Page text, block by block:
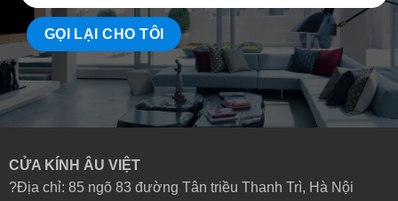
CỬA KÍNH ÂU VIỆT
?Địa chỉ: 85 ngõ 83 đường Tân triều Thanh Trì, Hà Nội